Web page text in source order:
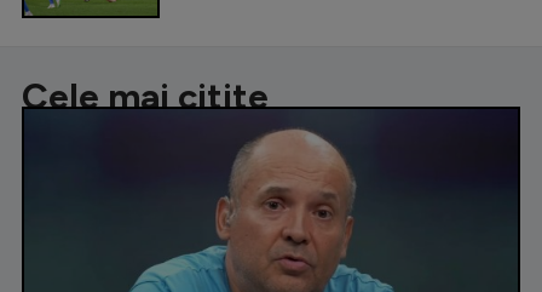
Cele mai citite